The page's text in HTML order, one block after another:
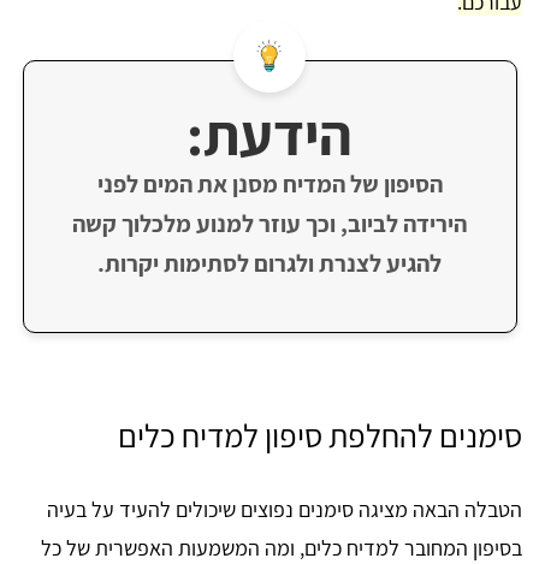
הידעת:
הסיפון של המדיח מסנן את המים לפני
הירידה לביוב, וכך עוזר למנוע מלכלוך קשה
להגיע לצנרת ולגרום לסתימות יקרות.
סימנים להחלפת סיפון למדיח כלים
הטבלה הבאה מציגה סימנים נפוצים שיכולים להעיד על בעיה
בסיפון המחובר למדיח כלים, ומה המשמעות האפשרית של כל